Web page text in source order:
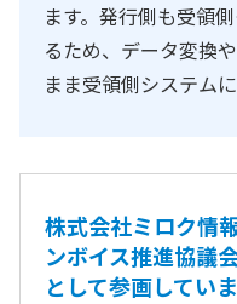
ます。発行側も受領
るため、データ変換
まま受領側システム
株式会社ミロク情
ンボイス推進協議
として参画していま